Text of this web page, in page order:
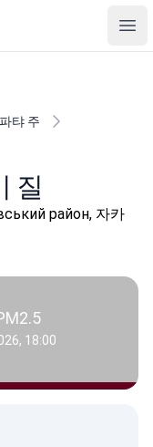
탸 주
질
район, 자카
18:00